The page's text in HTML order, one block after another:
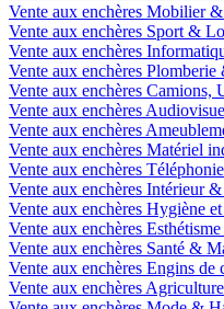
Vente aux enchères Mobilier
Vente aux enchères Sport &
Vente aux enchères
Vente aux enchères Plomberie
Vente aux enchères Camions,
Vente aux enchères
Vente aux enchères
Vente aux enchères Matériel
Vente aux enchères Téléphonie
Vente aux enchères Intérieur
Vente aux enchères Hygiène
Vente aux enchères
Vente aux enchères Santé &
Vente aux enchères Engins de
Vente aux enchères Agriculture